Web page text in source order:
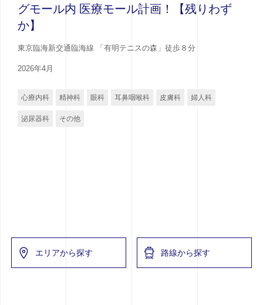
グモール内 医療モール計画！【残りわず
か】
東京臨海新交通臨海線 「有明テニスの森」徒歩８分
2026年4月
心療内科 精神科 眼科 耳鼻咽喉科 皮膚科 婦人科
泌尿器科 その他
エリアから探す 路線から探す